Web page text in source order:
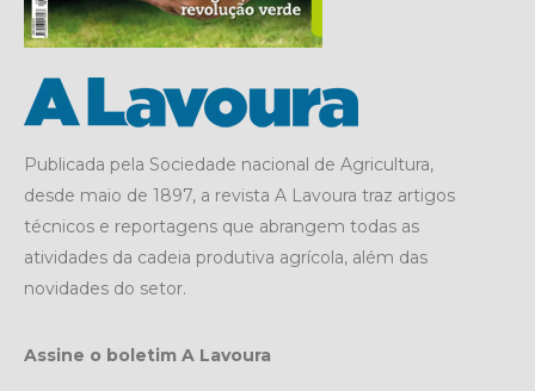
Publicada pela Sociedade nacional de Agricultura,
desde maio de 1897, a revista A Lavoura traz artigos
técnicos e reportagens que abrangem todas as
atividades da cadeia produtiva agrícola, além das
novidades do setor.
Assine o boletim A Lavoura